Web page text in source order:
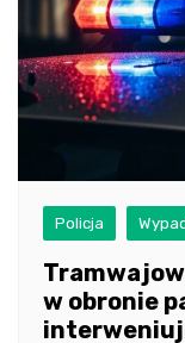
Policja
w obronie